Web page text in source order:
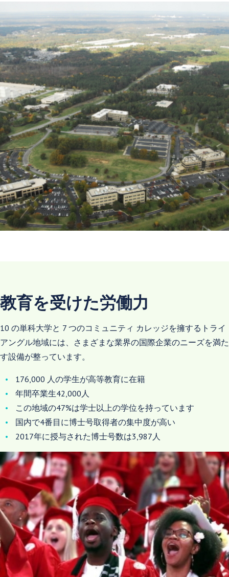
教育を受けた労働力
10 の単科大学と 7 つのコミュニティ カレッジを擁するトライ
アングル地域には、さまざまな業界の国際企業のニーズを満た
す設備が整っています。
176,000 人の学生が高等教育に在籍
年間卒業生42,000人
この地域の47%は学士以上の学位を持っています
国内で4番目に博士号取得者の集中度が高い
2017年に授与された博士号数は3,987人